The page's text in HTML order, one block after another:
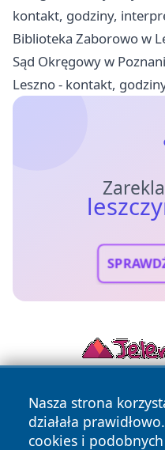
kontakt, godziny,
Biblioteka Zaborowo w
Sąd Okręgowy w
Leszno - kontakt,
Nasza strona
działała
cookies i